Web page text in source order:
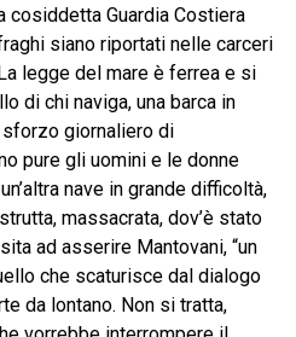
cosiddetta Guardia Costiera
siano riportati nelle carceri
legge del mare è ferrea e si
di chi naviga, una barca in
giornaliero di
pure gli uomini e le donne
nave in grande difficoltà,
massacrata, dov’è stato
ad asserire Mantovani, “un
che scaturisce dal dialogo
da lontano. Non si tratta,